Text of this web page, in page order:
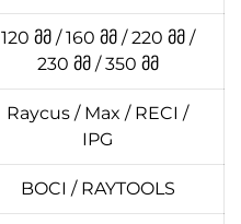
120 მმ / 160 მმ / 220 მმ /
230 მმ / 350 მმ
Raycus / Max / RECI /
IPG
BOCI / RAYTOOLS